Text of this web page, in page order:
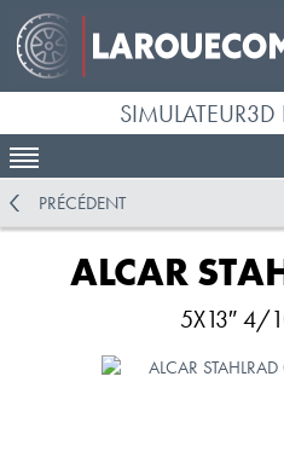
ACTIVER LA NAVIGATION
PRÉCÉDENT
ALCAR
5X13″ 4/